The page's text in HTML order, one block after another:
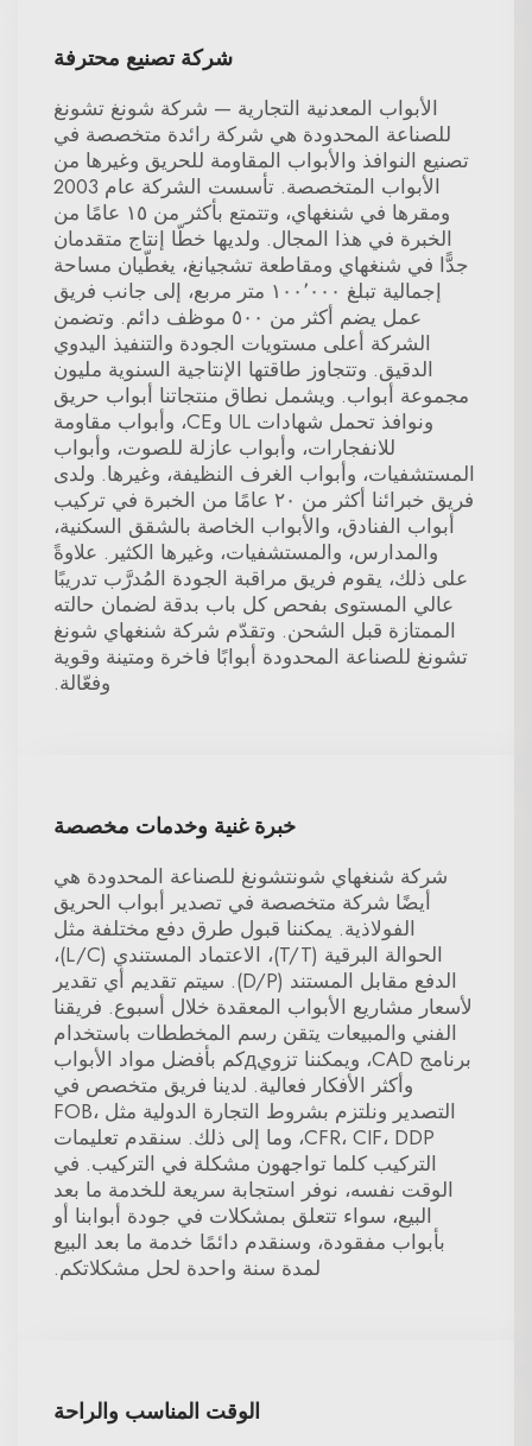
شركة تصنيع محترفة
الأبواب المعدنية التجارية — شركة شونغ تشونغ
للصناعة المحدودة هي شركة رائدة متخصصة في
تصنيع النوافذ والأبواب المقاومة للحريق وغيرها من
الأبواب المتخصصة. تأسست الشركة عام 2003
ومقرها في شنغهاي، وتتمتع بأكثر من ١٥ عامًا من
الخبرة في هذا المجال. ولديها خطّا إنتاج متقدمان
جدًّا في شنغهاي ومقاطعة تشجيانغ، يغطّيان مساحة
إجمالية تبلغ ١٠٠٬٠٠٠ متر مربع، إلى جانب فريق
عمل يضم أكثر من ٥٠٠ موظف دائم. وتضمن
الشركة أعلى مستويات الجودة والتنفيذ اليدوي
الدقيق. وتتجاوز طاقتها الإنتاجية السنوية مليون
مجموعة أبواب. ويشمل نطاق منتجاتنا أبواب حريق
ونوافذ تحمل شهادات UL وCE، وأبواب مقاومة
للانفجارات، وأبواب عازلة للصوت، وأبواب
المستشفيات، وأبواب الغرف النظيفة، وغيرها. ولدى
فريق خبرائنا أكثر من ٢٠ عامًا من الخبرة في تركيب
أبواب الفنادق، والأبواب الخاصة بالشقق السكنية،
والمدارس، والمستشفيات، وغيرها الكثير. علاوةً
على ذلك، يقوم فريق مراقبة الجودة المُدرَّب تدريبًا
عالي المستوى بفحص كل باب بدقة لضمان حالته
الممتازة قبل الشحن. وتقدّم شركة شنغهاي شونغ
تشونغ للصناعة المحدودة أبوابًا فاخرة ومتينة وقوية
وفعّالة.
خبرة غنية وخدمات مخصصة
شركة شنغهاي شونتشونغ للصناعة المحدودة هي
أيضًا شركة متخصصة في تصدير أبواب الحريق
الفولاذية. يمكننا قبول طرق دفع مختلفة مثل
الحوالة البرقية (T/T)، الاعتماد المستندي (L/C)،
الدفع مقابل المستند (D/P). سيتم تقديم أي تقدير
لأسعار مشاريع الأبواب المعقدة خلال أسبوع. فريقنا
الفني والمبيعات يتقن رسم المخططات باستخدام
برنامج CAD، ويمكننا تزويдكم بأفضل مواد الأبواب
وأكثر الأفكار فعالية. لدينا فريق متخصص في
التصدير ونلتزم بشروط التجارة الدولية مثل FOB،
CFR، CIF، DDP، وما إلى ذلك. سنقدم تعليمات
التركيب كلما تواجهون مشكلة في التركيب. في
الوقت نفسه، نوفر استجابة سريعة للخدمة ما بعد
البيع، سواء تتعلق بمشكلات في جودة أبوابنا أو
بأبواب مفقودة، وسنقدم دائمًا خدمة ما بعد البيع
لمدة سنة واحدة لحل مشكلاتكم.
الوقت المناسب والراحة